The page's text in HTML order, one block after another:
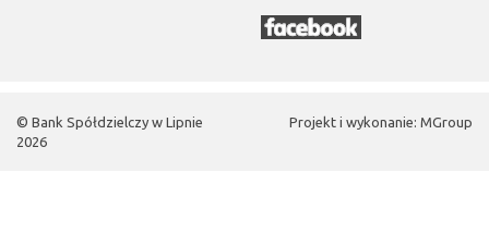
© Bank Spółdzielczy w Lipnie
2026
Projekt i wykonanie: MGroup